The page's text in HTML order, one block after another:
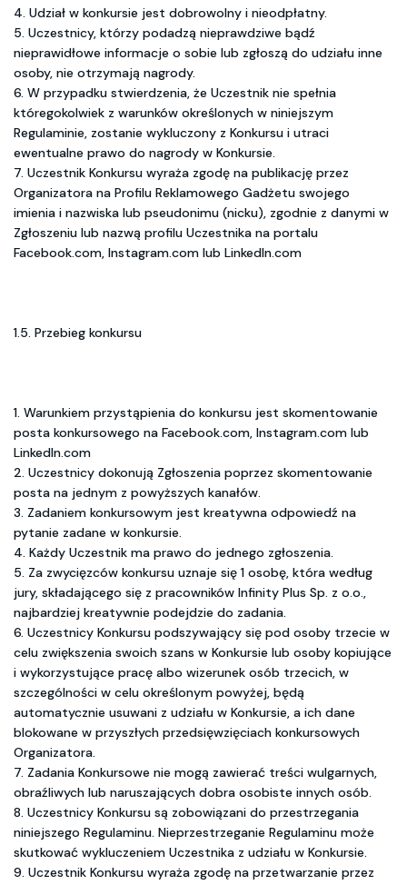
4. Udział w konkursie jest dobrowolny i nieodpłatny.
5. Uczestnicy, którzy podadzą nieprawdziwe bądź
nieprawidłowe informacje o sobie lub zgłoszą do udziału inne
osoby, nie otrzymają nagrody.
6. W przypadku stwierdzenia, że Uczestnik nie spełnia
któregokolwiek z warunków określonych w niniejszym
Regulaminie, zostanie wykluczony z Konkursu i utraci
ewentualne prawo do nagrody w Konkursie.
7. Uczestnik Konkursu wyraża zgodę na publikację przez
Organizatora na Profilu Reklamowego Gadżetu swojego
imienia i nazwiska lub pseudonimu (nicku), zgodnie z danymi w
Zgłoszeniu lub nazwą profilu Uczestnika na portalu
Facebook.com, Instagram.com lub LinkedIn.com
1.5. Przebieg konkursu
1. Warunkiem przystąpienia do konkursu jest skomentowanie
posta konkursowego na Facebook.com, Instagram.com lub
LinkedIn.com
2. Uczestnicy dokonują Zgłoszenia poprzez skomentowanie
posta na jednym z powyższych kanałów.
3. Zadaniem konkursowym jest kreatywna odpowiedź na
pytanie zadane w konkursie.
4. Każdy Uczestnik ma prawo do jednego zgłoszenia.
5. Za zwycięzców konkursu uznaje się 1 osobę, która według
jury, składającego się z pracowników Infinity Plus Sp. z o.o.,
najbardziej kreatywnie podejdzie do zadania.
6. Uczestnicy Konkursu podszywający się pod osoby trzecie w
celu zwiększenia swoich szans w Konkursie lub osoby kopiujące
i wykorzystujące pracę albo wizerunek osób trzecich, w
szczególności w celu określonym powyżej, będą
automatycznie usuwani z udziału w Konkursie, a ich dane
blokowane w przyszłych przedsięwzięciach konkursowych
Organizatora.
7. Zadania Konkursowe nie mogą zawierać treści wulgarnych,
obraźliwych lub naruszających dobra osobiste innych osób.
8. Uczestnicy Konkursu są zobowiązani do przestrzegania
niniejszego Regulaminu. Nieprzestrzeganie Regulaminu może
skutkować wykluczeniem Uczestnika z udziału w Konkursie.
9. Uczestnik Konkursu wyraża zgodę na przetwarzanie przez